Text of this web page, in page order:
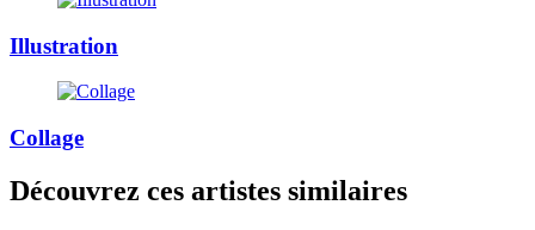
Illustration
Collage
Découvrez ces artistes similaires